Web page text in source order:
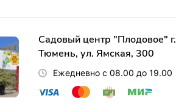
Садовый центр "Плодовое" г.
Тюмень, ул. Ямская, 300
Ежедневно с 08.00 до 19.00